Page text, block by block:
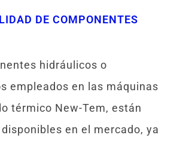
DE COMPONENTES
hidráulicos o
empleados en las máquinas
térmico New-Tem, están
en el mercado, ya